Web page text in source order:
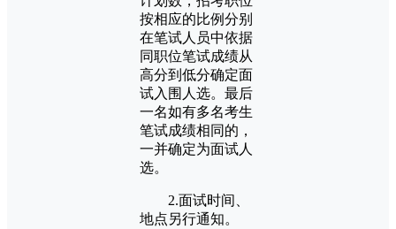
按相应的比例分别
在笔试人员中依据
同职位笔试成绩从
高分到低分确定面
试入围人选。最后
一名如有多名考生
笔试成绩相同的，
一并确定为面试人
选。
2.面试时间、
地点另行通知。